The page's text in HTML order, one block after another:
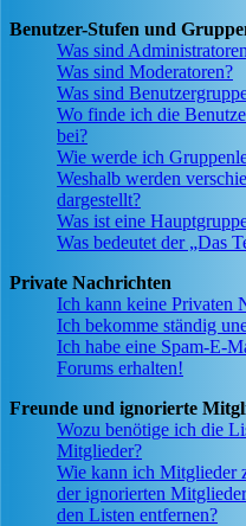
Benutzer-Stufen und
Was sind
Was sind Moderatoren?
Was sind
Wo finde ich die
bei?
Wie werde ich
Weshalb werden
dargestellt?
Was ist eine
Was bedeutet der „Das
Private Nachrichten
Ich kann keine Privaten
Ich bekomme ständig
Ich habe eine Spam-E-
Forums erhalten!
Freunde und ignorierte
Wozu benötige ich die
Mitglieder?
Wie kann ich Mitglieder
der ignorierten
den Listen entfernen?